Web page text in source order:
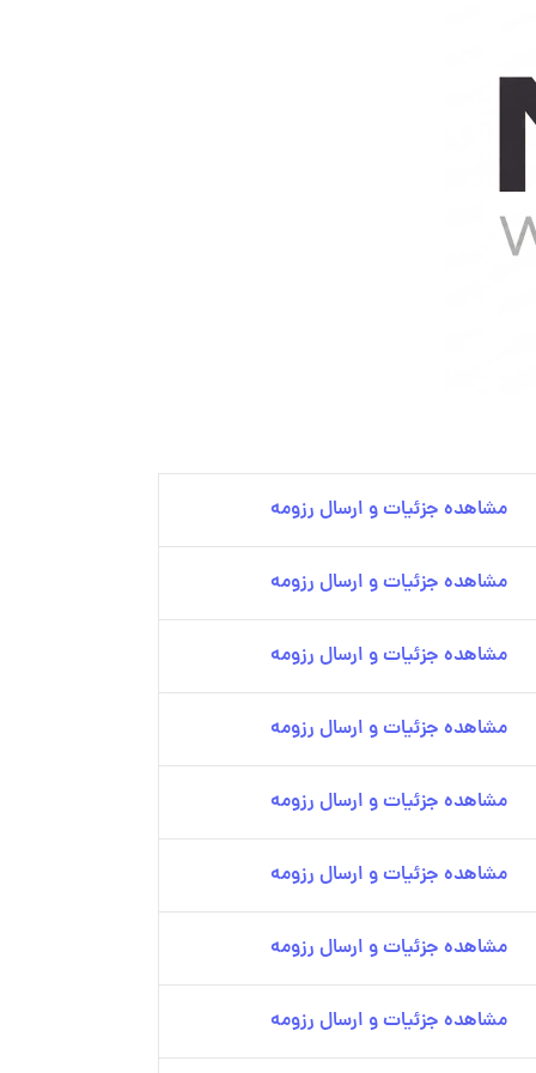
مشاهده جزئیات و ارسال رزومه
مشاهده جزئیات و ارسال رزومه
مشاهده جزئیات و ارسال رزومه
مشاهده جزئیات و ارسال رزومه
مشاهده جزئیات و ارسال رزومه
مشاهده جزئیات و ارسال رزومه
مشاهده جزئیات و ارسال رزومه
مشاهده جزئیات و ارسال رزومه